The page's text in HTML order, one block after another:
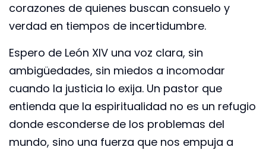
corazones de quienes buscan consuelo y
verdad en tiempos de incertidumbre.
Espero de León XIV una voz clara, sin
ambigüedades, sin miedos a incomodar
cuando la justicia lo exija. Un pastor que
entienda que la espiritualidad no es un refugio
donde esconderse de los problemas del
mundo, sino una fuerza que nos empuja a